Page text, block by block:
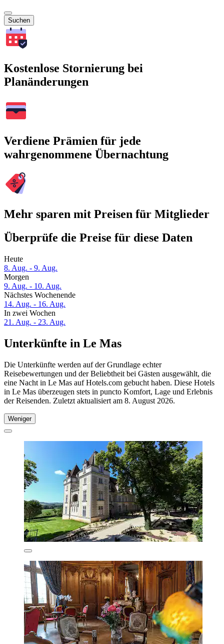
Suchen
Kostenlose Stornierung bei
Planänderungen
Verdiene Prämien für jede
wahrgenommene Übernachtung
Mehr sparen mit Preisen für Mitglieder
Überprüfe die Preise für diese Daten
Heute
8. Aug. - 9. Aug.
Morgen
9. Aug. - 10. Aug.
Nächstes Wochenende
14. Aug. - 16. Aug.
In zwei Wochen
21. Aug. - 23. Aug.
Unterkünfte in Le Mas
Die Unterkünfte werden auf der Grundlage echter
Reisebewertungen und der Beliebtheit bei Gästen ausgewählt, die
eine Nacht in Le Mas auf Hotels.com gebucht haben. Diese Hotels
in Le Mas überzeugen stets in puncto Komfort, Lage und Erlebnis
der Reisenden. Zuletzt aktualisiert am 8. August 2026.
Weniger